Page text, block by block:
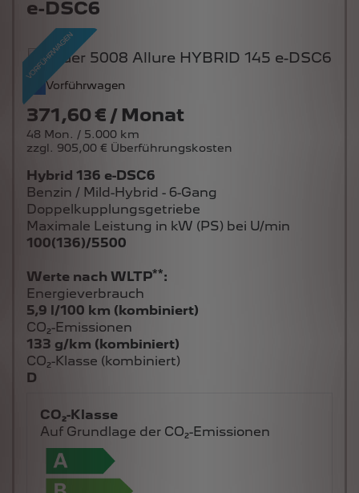
e-DSC6
Vorführwagen
371,60 € / Monat
48 Mon. / 5.000 km
zzgl. 905,00 € Überführungskosten
Hybrid 136 e-DSC6
Benzin / Mild-Hybrid - 6-Gang
Doppelkupplungsgetriebe
Maximale Leistung in kW (PS) bei U/min
100(136)/5500
Werte nach WLTP**:
Energieverbrauch
5,9 l/100 km (kombiniert)
CO₂-Emissionen
133 g/km (kombiniert)
CO₂-Klasse (kombiniert)
D
CO₂-Klasse
Auf Grundlage der CO₂-Emissionen